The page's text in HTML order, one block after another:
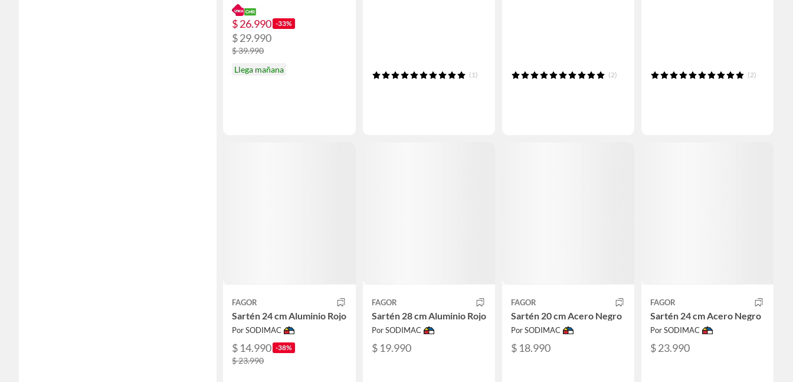
$ 26.990 -33%
$ 29.990
$ 39.990
Llega mañana
(1) (2) (2)
FAGOR
Sartén 24 cm Aluminio Rojo
Por SODIMAC
$ 14.990 -38%
$ 23.990
FAGOR
Sartén 28 cm Aluminio Rojo
Por SODIMAC
$ 19.990
FAGOR
Sartén 20 cm Acero Negro
Por SODIMAC
$ 18.990
FAGOR
Sartén 24 cm Acero Negro
Por SODIMAC
$ 23.990